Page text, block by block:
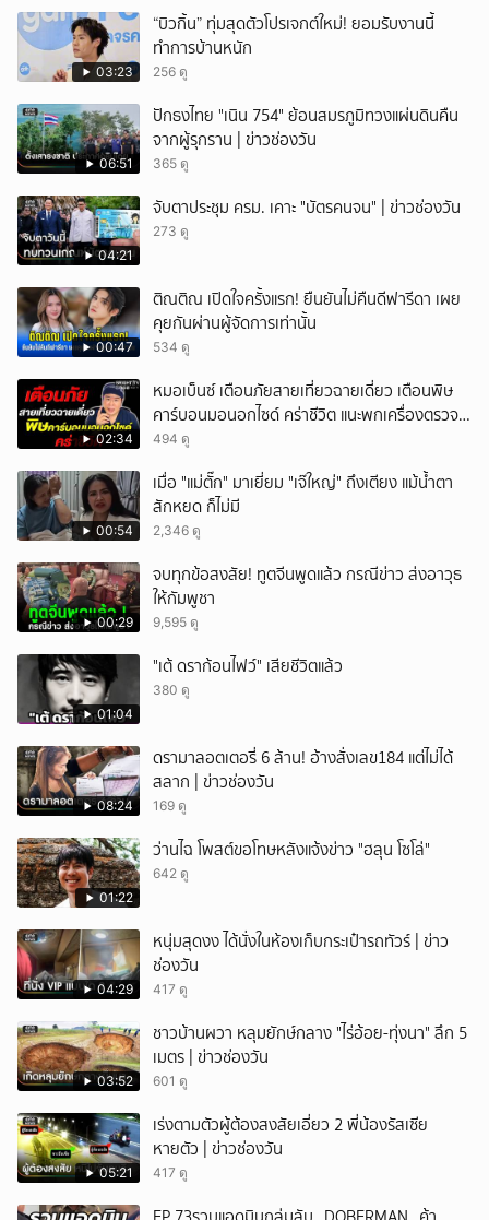
03:23
“บิวกิ้น” ทุ่มสุดตัวโปรเจกต์ใหม่! ยอมรับงานนี้
ทำการบ้านหนัก
256 ดู
06:51
ปักธงไทย "เนิน 754" ย้อนสมรภูมิทวงแผ่นดินคืน
จากผู้รุกราน | ข่าวช่องวัน
365 ดู
04:21
จับตาประชุม ครม. เคาะ "บัตรคนจน" | ข่าวช่องวัน
273 ดู
00:47
ติณติณ เปิดใจครั้งแรก! ยืนยันไม่คืนดีฟารีดา เผย
คุยกันผ่านผู้จัดการเท่านั้น
534 ดู
02:34
หมอเบ็นซ์ เตือนภัยสายเที่ยวฉายเดี่ยว เตือนพิษ
คาร์บอนมอนอกไซด์ คร่าชีวิต แนะพกเครื่องตรวจ
วัดติดตัว
494 ดู
00:54
เมื่อ "แม่ตั๊ก" มาเยี่ยม "เจ๊ใหญ่" ถึงเตียง แม้น้ำตา
สักหยด ก็ไม่มี
2,346 ดู
00:29
จบทุกข้อสงสัย! ทูตจีนพูดแล้ว กรณีข่าว ส่งอาวุธ
ให้กัมพูชา
9,595 ดู
01:04
"เต้ ดราก้อนไฟว์" เสียชีวิตแล้ว
380 ดู
08:24
ดรามาลอตเตอรี่ 6 ล้าน! อ้างสั่งเลข184 แต่ไม่ได้
สลาก | ข่าวช่องวัน
169 ดู
01:22
ว่านไฉ โพสต์ขอโทษหลังแจ้งข่าว "ฮลุน โซโล่"
642 ดู
04:29
หนุ่มสุดงง ได้นั่งในห้องเก็บกระเป๋ารถทัวร์ | ข่าว
ช่องวัน
417 ดู
03:52
ชาวบ้านผวา หลุมยักษ์กลาง "ไร่อ้อย-ทุ่งนา" ลึก 5
เมตร | ข่าวช่องวัน
601 ดู
05:21
เร่งตามตัวผู้ต้องสงสัยเอี่ยว 2 พี่น้องรัสเซีย
หายตัว | ข่าวช่องวัน
417 ดู